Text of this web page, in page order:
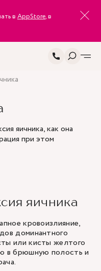
в AppStore, в
яичника, как она
при этом
яичника
кровоизлияние,
доминантного
или кисты желтого
в брюшную полость и